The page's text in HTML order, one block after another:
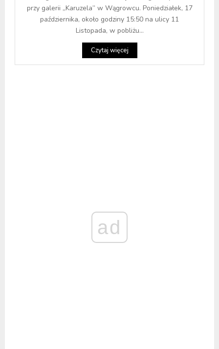
przy galerii „Karuzela” w Wągrowcu. Poniedziałek, 17
października, około godziny 15:50 na ulicy 11
Listopada, w pobliżu...
Czytaj więcej
ad